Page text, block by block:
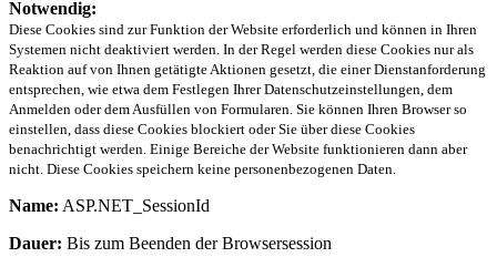
Notwendig:
Diese Cookies sind zur Funktion der Website erforderlich und können in Ihren
Systemen nicht deaktiviert werden. In der Regel werden diese Cookies nur als
Reaktion auf von Ihnen getätigte Aktionen gesetzt, die einer Dienstanforderung
entsprechen, wie etwa dem Festlegen Ihrer Datenschutzeinstellungen, dem
Anmelden oder dem Ausfüllen von Formularen. Sie können Ihren Browser so
einstellen, dass diese Cookies blockiert oder Sie über diese Cookies
benachrichtigt werden. Einige Bereiche der Website funktionieren dann aber
nicht. Diese Cookies speichern keine personenbezogenen Daten.
Name: ASP.NET_SessionId
Dauer: Bis zum Beenden der Browsersession